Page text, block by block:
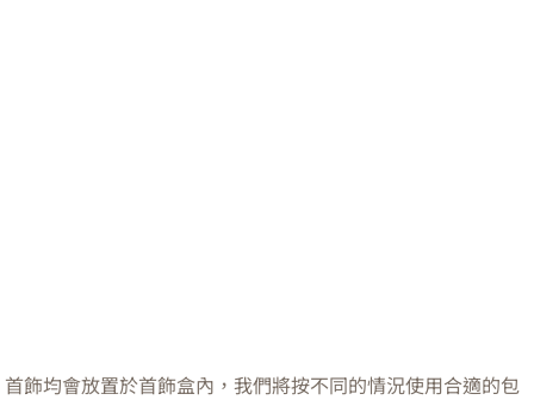
首飾均會放置於首飾盒內，我們將按不同的情況使用合適的包